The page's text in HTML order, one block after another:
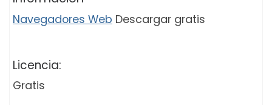
Navegadores Web Descargar gratis
Licencia:
Gratis